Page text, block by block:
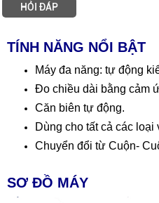
HỎI ĐÁP
TÍNH NĂNG NỔI BẬT
Máy đa năng: tự động
Đo chiều dài bằng cảm
Căn biên tự động.
Dùng cho tất cả các loại
Chuyển đổi từ Cuộn-
SƠ ĐỒ MÁY